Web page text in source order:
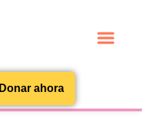
Donar ahora